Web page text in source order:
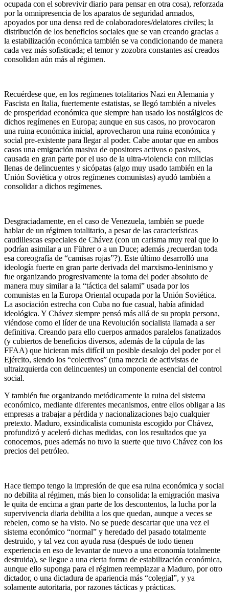
ocupada con el sobrevivir diario para pensar en otra cosa), reforzada
por la omnipresencia de los aparatos de seguridad armados,
apoyados por una densa red de colaboradores/delatores civiles; la
distribución de los beneficios sociales que se van creando gracias a
la estabilización económica también se va condicionando de manera
cada vez más sofisticada; el temor y zozobra constantes así creados
consolidan aún más al régimen.
Recuérdese que, en los regímenes totalitarios Nazi en Alemania y
Fascista en Italia, fuertemente estatistas, se llegó también a niveles
de prosperidad económica que siempre han usado los nostálgicos de
dichos regímenes en Europa; aunque en sus casos, no provocaron
una ruina económica inicial, aprovecharon una ruina económica y
social pre-existente para llegar al poder. Cabe anotar que en ambos
casos una emigración masiva de opositores activos o pasivos,
causada en gran parte por el uso de la ultra-violencia con milicias
llenas de delincuentes y sicópatas (algo muy usado también en la
Unión Soviética y otros regímenes comunistas) ayudó también a
consolidar a dichos regímenes.
Desgraciadamente, en el caso de Venezuela, también se puede
hablar de un régimen totalitario, a pesar de las características
caudillescas especiales de Chávez (con un carisma muy real que lo
podrían asimilar a un Führer o a un Duce; además ¿recuerdan toda
esa coreografía de “camisas rojas”?). Este último desarrolló una
ideología fuerte en gran parte derivada del marxismo-leninismo y
fue organizando progresivamente la toma del poder absoluto de
manera muy similar a la “táctica del salami” usada por los
comunistas en la Europa Oriental ocupada por la Unión Soviética.
La asociación estrecha con Cuba no fue casual, había afinidad
ideológica. Y Chávez siempre pensó más allá de su propia persona,
viéndose como el líder de una Revolución socialista llamada a ser
definitiva. Creando para ello cuerpos armados paralelos fanatizados
(y cubiertos de beneficios diversos, además de la cúpula de las
FFAA) que hicieran más difícil un posible desalojo del poder por el
Ejército, siendo los “colectivos” (una mezcla de activistas de
ultraizquierda con delincuentes) un componente esencial del control
social.
Y también fue organizando metódicamente la ruina del sistema
económico, mediante diferentes mecanismos, entre ellos obligar a las
empresas a trabajar a pérdida y nacionalizaciones bajo cualquier
pretexto. Maduro, exsindicalista comunista escogido por Chávez,
profundizó y aceleró dichas medidas, con los resultados que ya
conocemos, pues además no tuvo la suerte que tuvo Chávez con los
precios del petróleo.
Hace tiempo tengo la impresión de que esa ruina económica y social
no debilita al régimen, más bien lo consolida: la emigración masiva
le quita de encima a gran parte de los descontentos, la lucha por la
supervivencia diaria debilita a los que quedan, aunque a veces se
rebelen, como se ha visto. No se puede descartar que una vez el
sistema económico “normal” y heredado del pasado totalmente
destruido, y tal vez con ayuda rusa (después de todo tienen
experiencia en eso de levantar de nuevo a una economía totalmente
destruida), se llegue a una cierta forma de estabilización económica,
aunque ello suponga para el régimen reemplazar a Maduro, por otro
dictador, o una dictadura de apariencia más “colegial”, y ya
solamente autoritaria, por razones tácticas y prácticas.